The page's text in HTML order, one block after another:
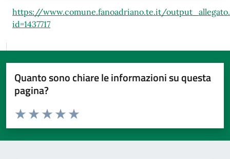
https://www.comune.fanoadriano.te.it/
id=1437717
Quanto sono chiare le informazioni su questa
pagina?
Valuta da 1 a 5 stelle la pagina
Valuta 5 stelle su 5
Valuta 4 stelle su 5
Valuta 3 stelle su 5
Valuta 2 stelle su 5
Valuta 1 stelle su 5